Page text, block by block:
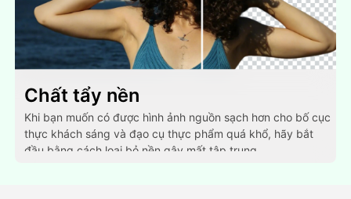
Chất tẩy nền
Khi bạn muốn có được hình ảnh nguồn sạch hơn cho bố cục
thực khách sáng và đạo cụ thực phẩm quá khổ, hãy bắt
đầu bằng cách loại bỏ nền gây mất tập trung.